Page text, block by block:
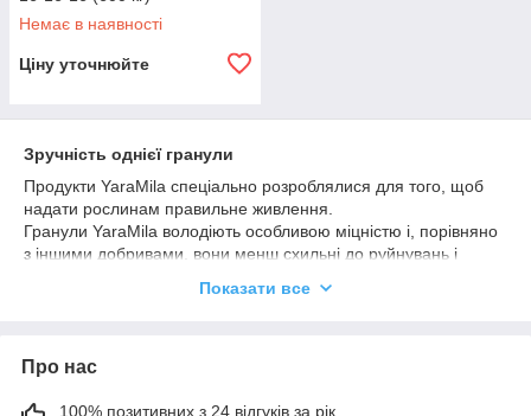
Немає в наявності
Ціну уточнюйте
Зручність однієї гранули
Продукти YaraMila спеціально розроблялися для того, щоб
надати рослинам правильне живлення.
Гранули YaraMila володіють особливою міцністю і, порівняно
з іншими добривами, вони менш схильні до руйнувань і
економічний результат.
Показати все
Про нас
100% позитивних з 24 відгуків за рік